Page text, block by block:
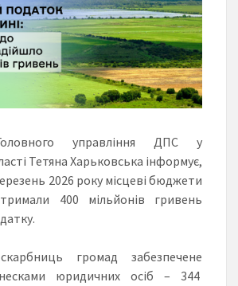
управління ДПС у
Тетяна Харьковська інформує,
2026 року місцеві бюджети
400 мільйонів гривень
громад забезпечене
юридичних осіб – 344